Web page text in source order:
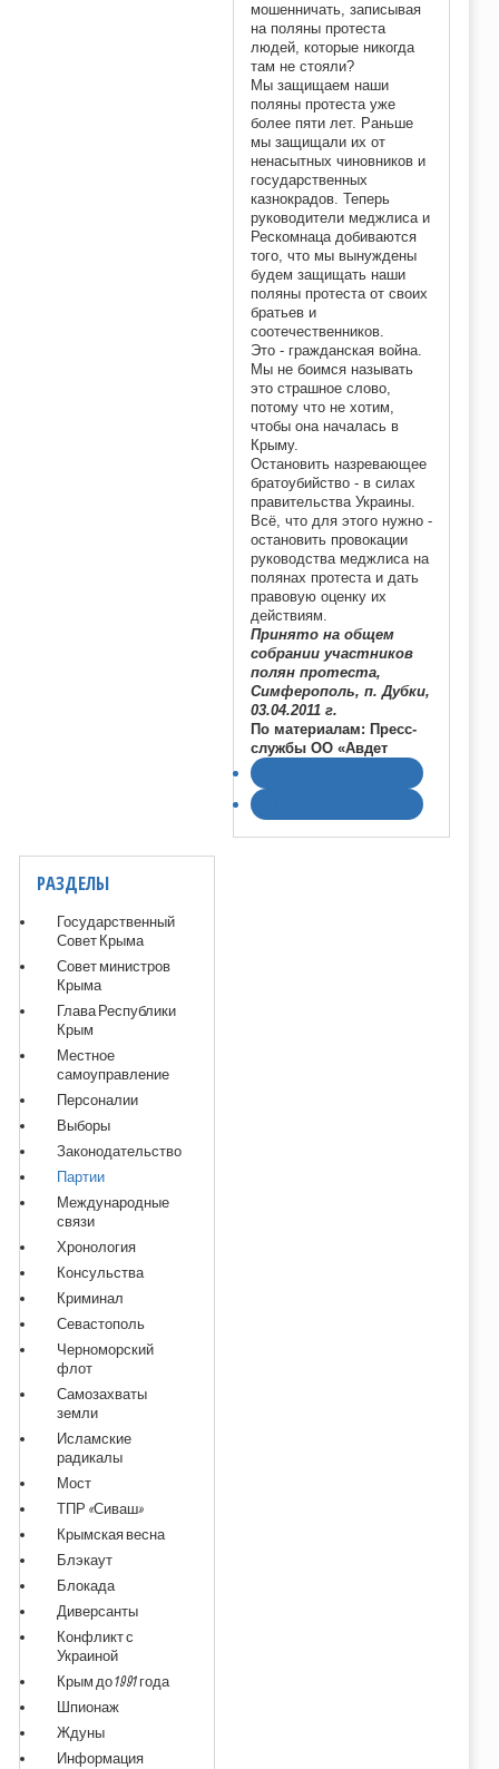
мошенничать, записывая
на поляны протеста
людей, которые никогда
там не стояли?
Мы защищаем наши
поляны протеста уже
более пяти лет. Раньше
мы защищали их от
ненасытных чиновников и
государственных
казнокрадов. Теперь
руководители меджлиса и
Рескомнаца добиваются
того, что мы вынуждены
будем защищать наши
поляны протеста от своих
братьев и
соотечественников.
Это - гражданская война.
Мы не боимся называть
это страшное слово,
потому что не хотим,
чтобы она началась в
Крыму.
Остановить назревающее
братоубийство - в силах
правительства Украины.
Всё, что для этого нужно -
остановить провокации
руководства меджлиса на
полянах протеста и дать
правовую оценку их
действиям.
Принято на общем
собрании участников
полян протеста,
Симферополь, п. Дубки,
03.04.2011 г.
По материалам: Пресс-
службы ОО «Авдет
РАЗДЕЛЫ
Государственный
Совет Крыма
Совет министров
Крыма
Глава Республики
Крым
Местное
самоуправление
Персоналии
Выборы
Законодательство
Партии
Международные
связи
Хронология
Консульства
Криминал
Севастополь
Черноморский
флот
Самозахваты
земли
Исламские
радикалы
Мост
ТПР «Сиваш»
Крымская весна
Блэкаут
Блокада
Диверсанты
Конфликт с
Украиной
Крым до 1991 года
Шпионаж
Ждуны
Информация